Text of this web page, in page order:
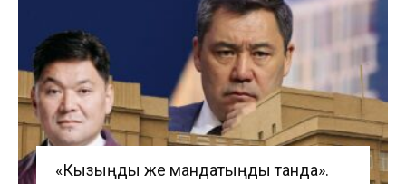
«Кызыңды же мандатыңды танда».